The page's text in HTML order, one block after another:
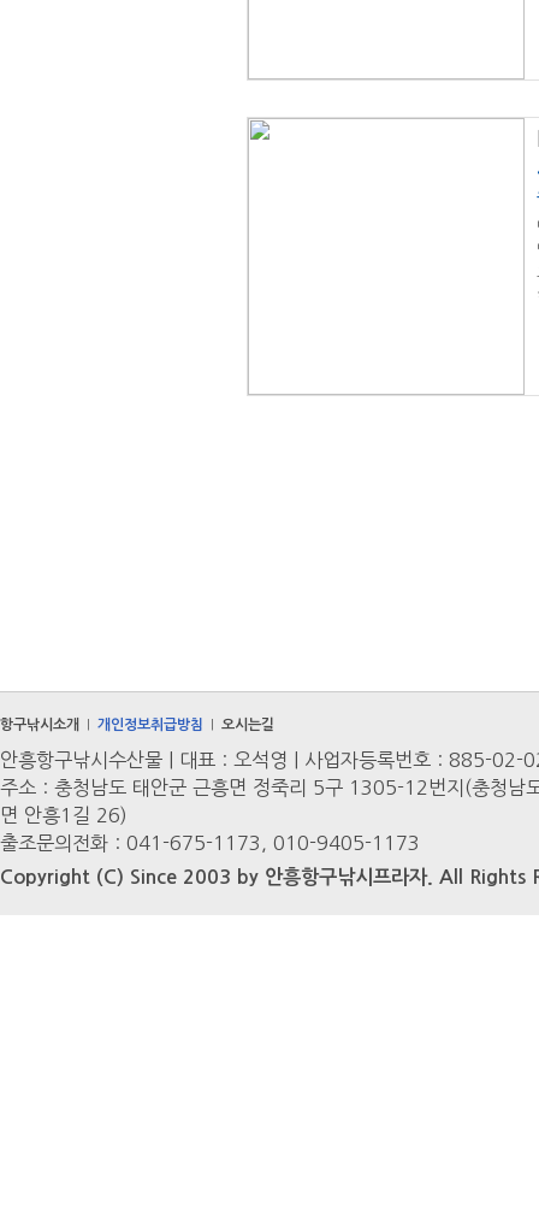
항구낚시소개 개인정보취급방침 오시는길
안흥항구낚시수산물 | 대표 : 오석영 | 사업자등록번호 : 885-02-
주소 : 충청남도 태안군 근흥면 정죽리 5구 1305-12번지(충청남
면 안흥1길 26)
출조문의전화 : 041-675-1173, 010-9405-1173
Copyright (C) Since 2003 by 안흥항구낚시프라자. All Rights